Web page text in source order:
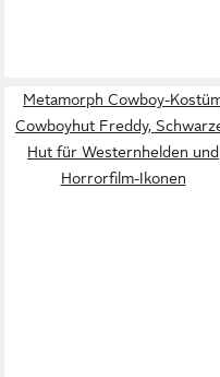
Metamorph Cowboy-
Cowboyhut Freddy,
Hut für Westernhelden und
Horrorfilm-Ikonen